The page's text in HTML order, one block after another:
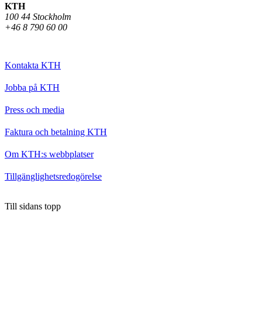
KTH
100 44 Stockholm
+46 8 790 60 00
Kontakta KTH
Jobba på KTH
Press och media
Faktura och betalning KTH
Om KTH:s webbplatser
Tillgänglighetsredogörelse
Till sidans topp